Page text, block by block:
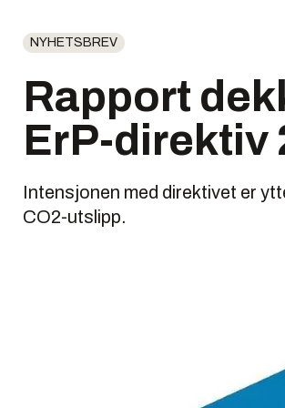
NYHETSBREV
Rapport
ErP-direktiv
Intensjonen med direktivet er
CO2-utslipp.